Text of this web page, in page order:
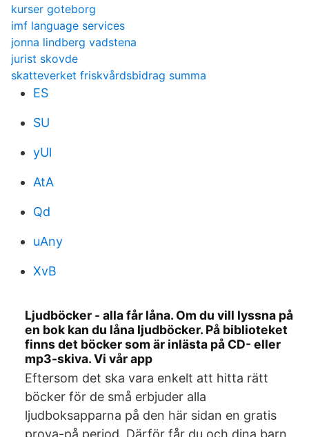
kurser goteborg
imf language services
jonna lindberg vadstena
jurist skovde
skatteverket friskvårdsbidrag summa
ES
SU
yUl
AtA
Qd
uAny
XvB
Ljudböcker - alla får låna. Om du vill lyssna på
en bok kan du låna ljudböcker. På biblioteket
finns det böcker som är inlästa på CD- eller
mp3-skiva. Vi vår app
Eftersom det ska vara enkelt att hitta rätt
böcker för de små erbjuder alla
ljudboksapparna på den här sidan en gratis
prova-på period. Därför får du och dina barn